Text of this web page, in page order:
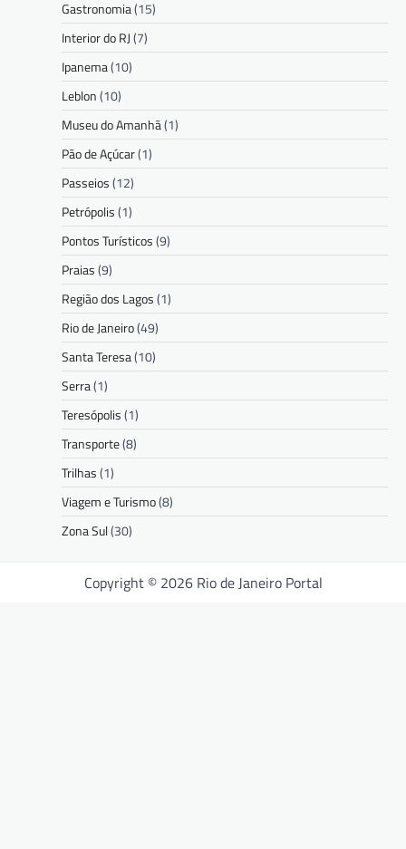
Gastronomia(15)
Interior do RJ(7)
Ipanema(10)
Leblon(10)
Museu do Amanhã(1)
Pão de Açúcar(1)
Passeios(12)
Petrópolis(1)
Pontos Turísticos(9)
Praias(9)
Região dos Lagos(1)
Rio de Janeiro(49)
Santa Teresa(10)
Serra(1)
Teresópolis(1)
Transporte(8)
Trilhas(1)
Viagem e Turismo(8)
Zona Sul(30)
Copyright © 2026 Rio de Janeiro Portal